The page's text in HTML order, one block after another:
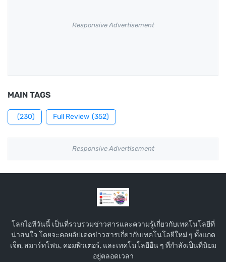
Responsive Advertisement
MAIN TAGS
(230) Full Review (352)
Responsive Advertisement
โลกไอทีวันนี้ เป็นที่รวบรวมข่าวสารและความรู้เกี่ยวกับเทคโนโลยีที่
น่าสนใจ โดยจะคอยอัปเดตข่าวสารเกี่ยวกับเทคโนโลยีใหม่ ๆ ทั้งแกด
เจ็ต, สมาร์ทโฟน, คอมพิวเตอร์, และเทคโนโลยีอื่น ๆ ที่กำลังเป็นที่นิยม
อยู่ตลอดเวลา